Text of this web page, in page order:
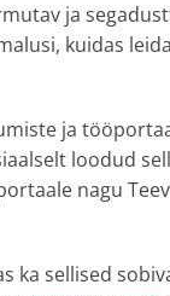
ja
kuidas
ja
loodud
nagu
ka sellised